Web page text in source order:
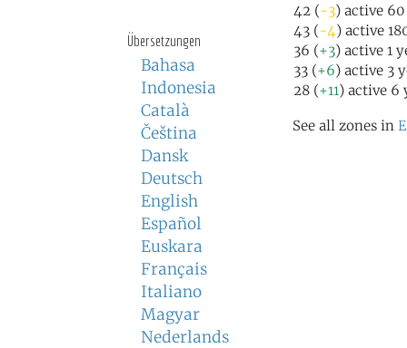
Übersetzungen
Bahasa
Indonesia
Català
Čeština
Dansk
Deutsch
English
Español
Euskara
Français
Italiano
Magyar
Nederlands
42 (-3) active
43 (-4) active
36 (+3) active 1
33 (+6) active 3
28 (+11) active 6
See all zones in